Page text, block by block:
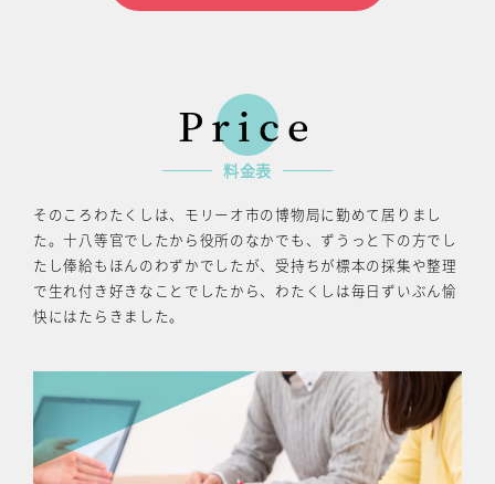
Price
料金表
そのころわたくしは、モリーオ市の博物局に勤めて居りまし
た。十八等官でしたから役所のなかでも、ずうっと下の方でし
たし俸給もほんのわずかでしたが、受持ちが標本の採集や整理
で生れ付き好きなことでしたから、わたくしは毎日ずいぶん愉
快にはたらきました。